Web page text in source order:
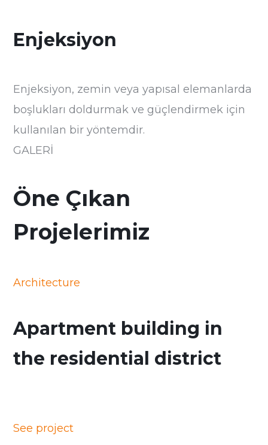
Enjeksiyon
Enjeksiyon, zemin veya yapısal elemanlarda
boşlukları doldurmak ve güçlendirmek için
kullanılan bir yöntemdir.
GALERİ
Öne Çıkan
Projelerimiz
Architecture
Apartment building in
the residential district
See project